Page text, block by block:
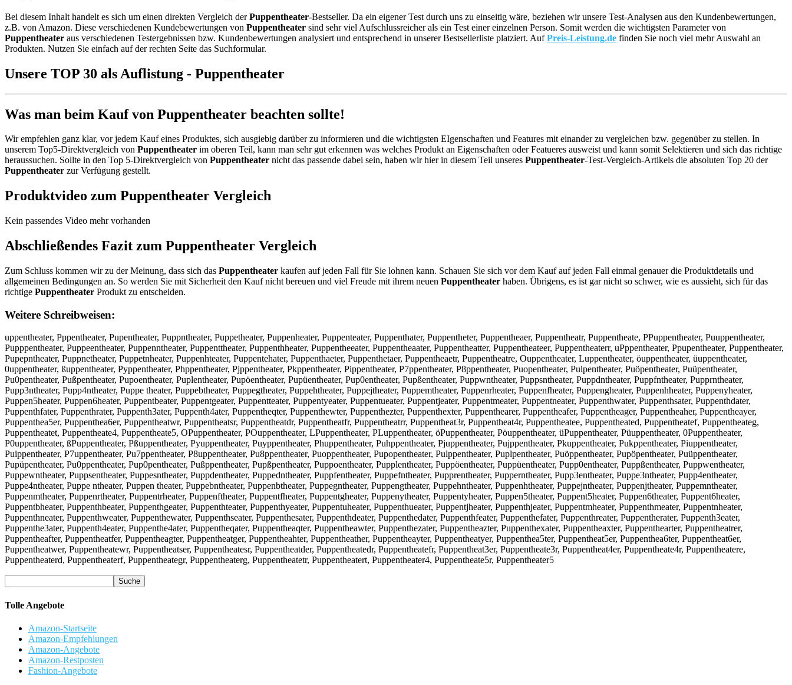
Bei diesem Inhalt handelt es sich um einen direkten Vergleich derPuppentheater-Bestseller. Da ein eigener Test durch uns zu einseitig wäre, beziehen wir unsere Test-Analysen aus den Kundenbewertungen,
z.B. von Amazon. Diese verschiedenen Kundebewertungen von Puppentheater sind sehr viel Aufschlussreicher als ein Test einer einzelnen Person. Somit werden die wichtigsten Parameter von
Puppentheater aus verschiedenen Testergebnissen bzw. Kundenbewertungen analysiert und entsprechend in unserer Bestsellerliste platziert. AufPreis-Leistung.de finden Sie noch viel mehr Auswahl an
Produkten. Nutzen Sie einfach auf der rechten Seite das Suchformular.
Unsere TOP 30 als Auflistung - Puppentheater
Was man beim Kauf von Puppentheater beachten sollte!
Wir empfehlen ganz klar, vor jedem Kauf eines Produktes, sich ausgiebig darüber zu informieren und die wichtigsten EIgenschaften und Features mit einander zu vergleichen bzw. gegenüber zu stellen. In
unserem Top5-Direktvergleich von Puppentheater im oberen Teil, kann man sehr gut erkennen was welches Produkt an Eigenschaften oder Featueres ausweist und kann somit Selektieren und sich das richtige
heraussuchen. Sollte in den Top 5-Direktvergleich von Puppentheater nicht das passende dabei sein, haben wir hier in diesem Teil unseres Puppentheater-Test-Vergleich-Artikels die absoluten Top 20 der
Puppentheater zur Verfügung gestellt.
Produktvideo zum Puppentheater Vergleich
Kein passendes Video mehr vorhanden
Abschließendes Fazit zum Puppentheater Vergleich
Zum Schluss kommen wir zu der Meinung, dass sich das Puppentheater kaufen auf jeden Fall für Sie lohnen kann. Schauen Sie sich vor dem Kauf auf jeden Fall einmal genauer die Produktdetails und
allgemeinen Bedingungen an. So werden Sie mit Sicherheit den Kauf nicht bereuen und viel Freude mit ihrem neuen Puppentheater haben. Übrigens, es ist gar nicht so schwer, wie es aussieht, sich für das
richtige Puppentheater Produkt zu entscheiden.
Weitere Schreibweisen:
uppentheater, Pppentheater, Pupentheater, Puppntheater, Puppetheater, Puppenheater, Puppenteater, Puppenthater, Puppentheter, Puppentheaer, Puppentheatr, Puppentheate, PPuppentheater, Puuppentheater,
Pupppentheater, Puppeentheater, Puppenntheater, Puppenttheater, Puppenthheater, Puppentheeater, Puppentheaater, Puppentheatter, Puppentheateer, Puppentheaterr, uPppentheater, Ppupentheater, Puppentheater,
Pupepntheater, Puppnetheater, Puppetnheater, Puppenhteater, Puppentehater, Puppenthaeter, Puppenthetaer, Puppentheaetr, Puppentheatre, Ouppentheater, Luppentheater, öuppentheater, üuppentheater,
0uppentheater, ßuppentheater, Pyppentheater, Phppentheater, Pjppentheater, Pkppentheater, Pippentheater, P7ppentheater, P8ppentheater, Puopentheater, Pulpentheater, Puöpentheater, Puüpentheater,
Pu0pentheater, Pußpentheater, Pupoentheater, Puplentheater, Pupöentheater, Pupüentheater, Pup0entheater, Pupßentheater, Puppwntheater, Puppsntheater, Puppdntheater, Puppfntheater, Pupprntheater,
Pupp3ntheater, Pupp4ntheater, Puppe theater, Puppebtheater, Puppegtheater, Puppehtheater, Puppejtheater, Puppemtheater, Puppenrheater, Puppenfheater, Puppengheater, Puppenhheater, Puppenyheater,
Puppen5heater, Puppen6heater, Puppentbeater, Puppentgeater, Puppentteater, Puppentyeater, Puppentueater, Puppentjeater, Puppentmeater, Puppentneater, Puppenthwater, Puppenthsater, Puppenthdater,
Puppenthfater, Puppenthrater, Puppenth3ater, Puppenth4ater, Puppentheqter, Puppenthewter, Puppenthezter, Puppenthexter, Puppenthearer, Puppentheafer, Puppentheager, Puppentheaher, Puppentheayer,
Puppenthea5er, Puppenthea6er, Puppentheatwr, Puppentheatsr, Puppentheatdr, Puppentheatfr, Puppentheatrr, Puppentheat3r, Puppentheat4r, Puppentheatee, Puppentheated, Puppentheatef, Puppentheateg,
Puppentheatet, Puppentheate4, Puppentheate5, OPuppentheater, POuppentheater, LPuppentheater, PLuppentheater, öPuppentheater, Pöuppentheater, üPuppentheater, Püuppentheater, 0Puppentheater,
P0uppentheater, ßPuppentheater, Pßuppentheater, Pyuppentheater, Puyppentheater, Phuppentheater, Puhppentheater, Pjuppentheater, Pujppentheater, Pkuppentheater, Pukppentheater, Piuppentheater,
Puippentheater, P7uppentheater, Pu7ppentheater, P8uppentheater, Pu8ppentheater, Puoppentheater, Pupopentheater, Pulppentheater, Puplpentheater, Puöppentheater, Pupöpentheater, Puüppentheater,
Pupüpentheater, Pu0ppentheater, Pup0pentheater, Pußppentheater, Pupßpentheater, Puppoentheater, Pupplentheater, Puppöentheater, Puppüentheater, Pupp0entheater, Puppßentheater, Puppwentheater,
Puppewntheater, Puppsentheater, Puppesntheater, Puppdentheater, Puppedntheater, Puppfentheater, Puppefntheater, Pupprentheater, Pupperntheater, Pupp3entheater, Puppe3ntheater, Pupp4entheater,
Puppe4ntheater, Puppe ntheater, Puppen theater, Puppebntheater, Puppenbtheater, Puppegntheater, Puppengtheater, Puppehntheater, Puppenhtheater, Puppejntheater, Puppenjtheater, Puppemntheater,
Puppenmtheater, Puppenrtheater, Puppentrheater, Puppenftheater, Puppentfheater, Puppentgheater, Puppenytheater, Puppentyheater, Puppen5theater, Puppent5heater, Puppen6theater, Puppent6heater,
Puppentbheater, Puppenthbeater, Puppenthgeater, Puppenthteater, Puppenthyeater, Puppentuheater, Puppenthueater, Puppentjheater, Puppenthjeater, Puppentmheater, Puppenthmeater, Puppentnheater,
Puppenthneater, Puppenthweater, Puppenthewater, Puppenthseater, Puppenthesater, Puppenthdeater, Puppenthedater, Puppenthfeater, Puppenthefater, Puppenthreater, Puppentherater, Puppenth3eater,
Puppenthe3ater, Puppenth4eater, Puppenthe4ater, Puppentheqater, Puppentheaqter, Puppentheawter, Puppenthezater, Puppentheazter, Puppenthexater, Puppentheaxter, Puppenthearter, Puppentheatrer,
Puppentheafter, Puppentheatfer, Puppentheagter, Puppentheatger, Puppentheahter, Puppentheather, Puppentheayter, Puppentheatyer, Puppenthea5ter, Puppentheat5er, Puppenthea6ter, Puppentheat6er,
Puppentheatwer, Puppentheatewr, Puppentheatser, Puppentheatesr, Puppentheatder, Puppentheatedr, Puppentheatefr, Puppentheat3er, Puppentheate3r, Puppentheat4er, Puppentheate4r, Puppentheatere,
Puppentheaterd, Puppentheaterf, Puppentheategr, Puppentheaterg, Puppentheatetr, Puppentheatert, Puppentheater4, Puppentheate5r, Puppentheater5
Tolle Angebote
Amazon-Startseite
Amazon-Empfehlungen
Amazon-Angebote
Amazon-Restposten
Fashion-Angebote